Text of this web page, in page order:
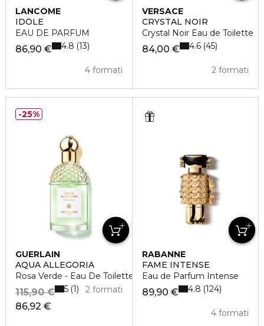
LANCÔME
IDÔLE
EAU DE PARFUM
86,90 €
4 formati
4.8 13
VERSACE
CRYSTAL NOIR
Crystal Noir Eau de Toilette
84,00 €
2 formati
4.6 45
GUERLAIN
AQUA ALLEGORIA
Rosa Verde - Eau De Toilette
86,92 €
115,90 € 2 formati
5 1
25%
RABANNE
FAME INTENSE
Eau de Parfum Intense
89,90 €
4 formati
4.8 124